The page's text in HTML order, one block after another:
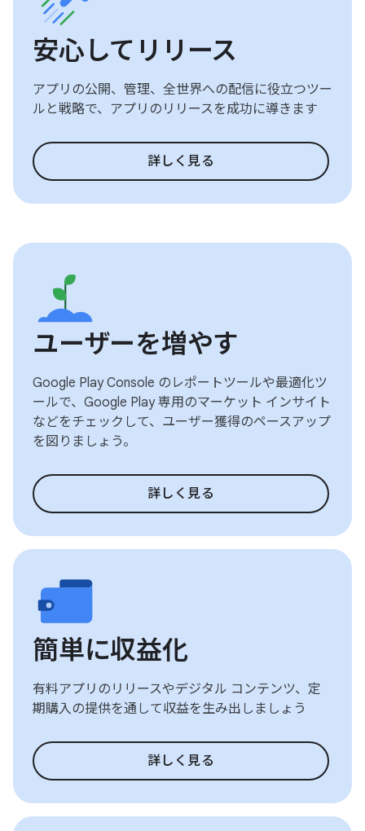
安心してリリース
アプリの公開、管理、全世界への配信に役立つツー
ルと戦略で、アプリのリリースを成功に導きます
詳しく見る
ユーザーを増やす
Google Play Console のレポートツールや最適化ツ
ールで、Google Play 専用のマーケット インサイト
などをチェックして、ユーザー獲得のペースアップ
を図りましょう。
詳しく見る
簡単に収益化
有料アプリのリリースやデジタル コンテンツ、定
期購入の提供を通して収益を生み出しましょう
詳しく見る